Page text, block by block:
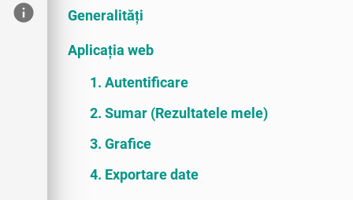
info
Generalități
Aplicația web
1. Autentificare
2. Sumar (Rezultatele mele)
3. Grafice
4. Exportare date